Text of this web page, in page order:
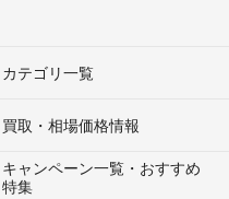
カテゴリ一覧
買取・相場価格情報
キャンペーン一覧・おすすめ
特集